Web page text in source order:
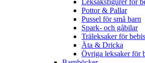
Leksaksfigurer för
Pottor & Pallar
Pussel för små barn
Spark- och gåbilar
Träleksaker för
Äta & Dricka
Övriga leksaker för